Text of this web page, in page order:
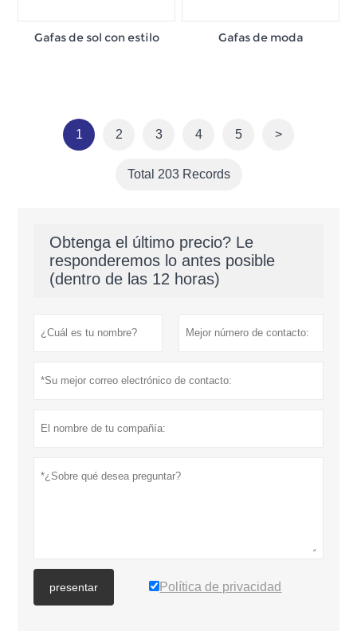
Gafas de sol con estilo Gafas de moda
1 2 3 4 5 >
Total 203 Records
Obtenga el último precio? Le
responderemos lo antes posible
(dentro de las 12 horas)
presentar Política de privacidad